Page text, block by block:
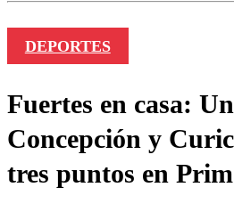
DEPORTES
Fuertes en casa:
Concepción y
tres puntos en